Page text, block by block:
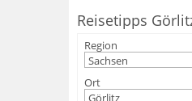
Reisetipps
Region
Ort